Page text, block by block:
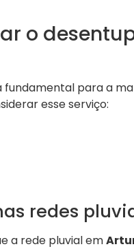
o
para a
esse serviço:
redes
a rede pluvial em